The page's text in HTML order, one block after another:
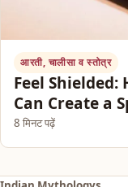
आरती, चालीसा व स्तोत्र
Feel
Can Create a
8 मिनट पढ़ें